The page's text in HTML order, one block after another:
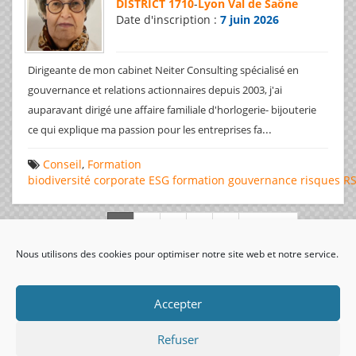
Nous utilisons des cookies pour optimiser notre site web et notre service.
Accepter
Refuser
DISTRICT 1710- Lyon Val de Saône
Date d'inscription : 7 juin 2026
Dirigeante de mon cabinet Neiter Consulting spécialisé en
gouvernance et relations actionnaires depuis 2003, j'ai
auparavant dirigé une affaire familiale d'horlogerie- bijouterie
ce qui explique ma passion pour les entreprises fa...
Conseil, Formation
biodiversité corporate ESG formation gouvernance risques
visiteurs uniques: